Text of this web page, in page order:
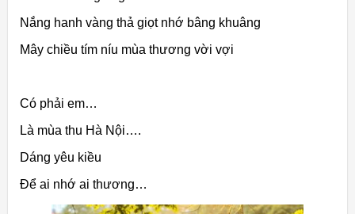
Nắng hanh vàng thả giọt nhớ bâng khuâng
Mây chiều tím níu mùa thương vời vợi
Có phải em…
Là mùa thu Hà Nội….
Dáng yêu kiều
Để ai nhớ ai thương…